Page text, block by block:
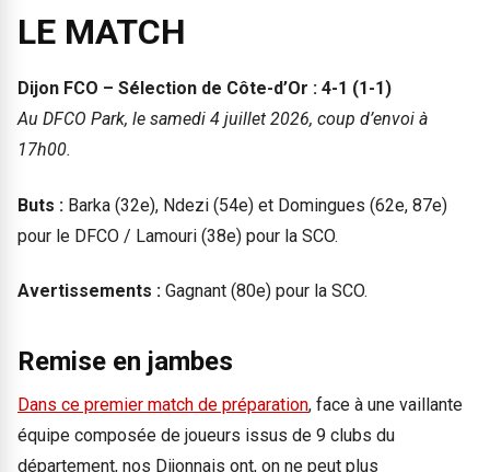
LE MATCH
Dijon FCO – Sélection de Côte-d’Or : 4-1 (1-1)
Au DFCO Park, le samedi 4 juillet 2026, coup d’envoi à
17h00.
Buts : Barka (32e), Ndezi (54e) et Domingues (62e, 87e)
pour le DFCO / Lamouri (38e) pour la SCO.
Avertissements : Gagnant (80e) pour la SCO.
Remise en jambes
Dans ce premier match de préparation, face à une vaillante
équipe composée de joueurs issus de 9 clubs du
département, nos Dijonnais ont, on ne peut plus